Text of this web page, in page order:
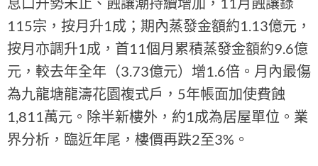
115宗，按月升1成；期內蒸發金額約1.13億元，
按月亦調升1成，首11個月累積蒸發金額約9.6億
元，較去年全年（3.73億元）增1.6倍。月內最傷
為九龍塘龍濤花園複式戶，5年帳面加使費蝕
1,811萬元。除半新樓外，約1成為居屋單位。業
界分析，臨近年尾，樓價再跌2至3%。